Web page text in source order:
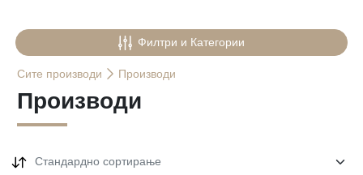
Филтри и Категории
Сите производи Производи
Производи
Стандардно сортирање